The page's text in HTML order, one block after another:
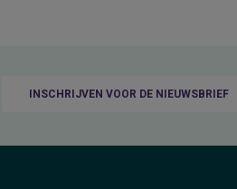
INSCHRIJVEN VOOR DE NIEUWSBRIEF